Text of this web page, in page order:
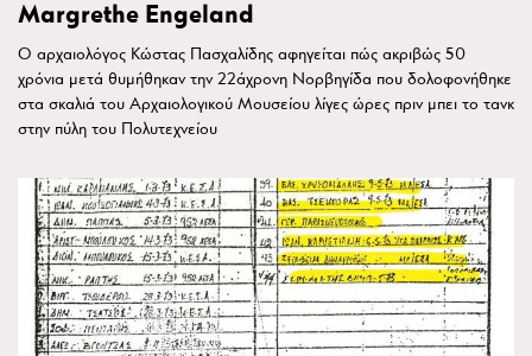
Margrethe Engeland
Ο αρχαιολόγος Κώστας Πασχαλίδης αφηγείται πώς ακριβώς 50
χρόνια μετά θυμήθηκαν την 22άχρονη Νορβηγίδα που δολοφονήθηκε
στα σκαλιά του Αρχαιολογικού Μουσείου λίγες ώρες πριν μπει το τανκ
στην πύλη του Πολυτεχνείου